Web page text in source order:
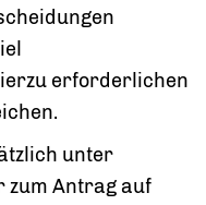
erforderlichen
unter
zum Antrag auf